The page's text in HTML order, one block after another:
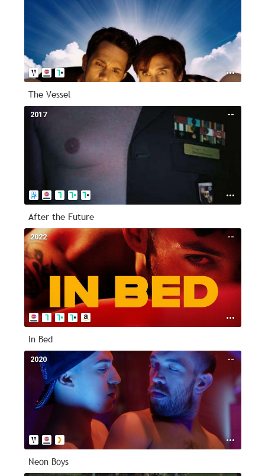
The Vessel
--
2017
After the Future
--
2022
In Bed
--
2020
Neon Boys